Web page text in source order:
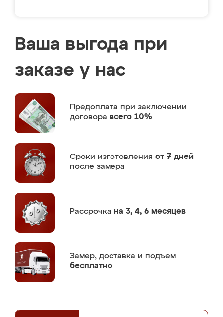
Ваша выгода при
заказе у нас
Предоплата при заключении
договора всего 10%
Сроки изготовления от 7 дней
после замера
Рассрочка на 3, 4, 6 месяцев
Замер, доставка и подъем
бесплатно